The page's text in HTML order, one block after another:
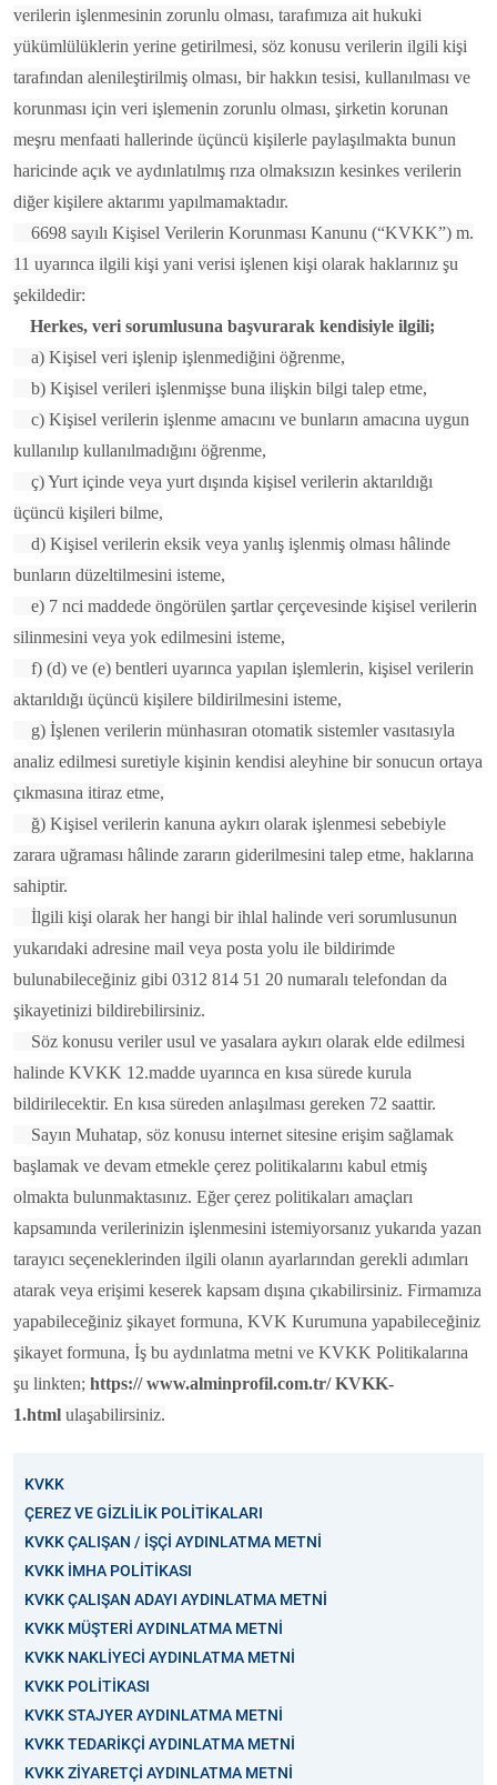
verilerin işlenmesinin zorunlu olması, tarafımıza ait hukuki
yükümlülüklerin yerine getirilmesi, söz konusu verilerin ilgili kişi
tarafından alenileştirilmiş olması, bir hakkın tesisi, kullanılması ve
korunması için veri işlemenin zorunlu olması, şirketin korunan
meşru menfaati hallerinde üçüncü kişilerle paylaşılmakta bunun
haricinde açık ve aydınlatılmış rıza olmaksızın kesinkes verilerin
diğer kişilere aktarımı yapılmamaktadır.
6698 sayılı Kişisel Verilerin Korunması Kanunu (“KVKK”) m.
11 uyarınca ilgili kişi yani verisi işlenen kişi olarak haklarınız şu
şekildedir:
Herkes, veri sorumlusuna başvurarak kendisiyle ilgili;
a) Kişisel veri işlenip işlenmediğini öğrenme,
b) Kişisel verileri işlenmişse buna ilişkin bilgi talep etme,
c) Kişisel verilerin işlenme amacını ve bunların amacına uygun
kullanılıp kullanılmadığını öğrenme,
ç) Yurt içinde veya yurt dışında kişisel verilerin aktarıldığı
üçüncü kişileri bilme,
d) Kişisel verilerin eksik veya yanlış işlenmiş olması hâlinde
bunların düzeltilmesini isteme,
e) 7 nci maddede öngörülen şartlar çerçevesinde kişisel verilerin
silinmesini veya yok edilmesini isteme,
f) (d) ve (e) bentleri uyarınca yapılan işlemlerin, kişisel verilerin
aktarıldığı üçüncü kişilere bildirilmesini isteme,
g) İşlenen verilerin münhasıran otomatik sistemler vasıtasıyla
analiz edilmesi suretiyle kişinin kendisi aleyhine bir sonucun ortaya
çıkmasına itiraz etme,
ğ) Kişisel verilerin kanuna aykırı olarak işlenmesi sebebiyle
zarara uğraması hâlinde zararın giderilmesini talep etme, haklarına
sahiptir.
İlgili kişi olarak her hangi bir ihlal halinde veri sorumlusunun
yukarıdaki adresine mail veya posta yolu ile bildirimde
bulunabileceğiniz gibi 0312 814 51 20 numaralı telefondan da
şikayetinizi bildirebilirsiniz.
Söz konusu veriler usul ve yasalara aykırı olarak elde edilmesi
halinde KVKK 12.madde uyarınca en kısa sürede kurula
bildirilecektir. En kısa süreden anlaşılması gereken 72 saattir.
Sayın Muhatap, söz konusu internet sitesine erişim sağlamak
başlamak ve devam etmekle çerez politikalarını kabul etmiş
olmakta bulunmaktasınız. Eğer çerez politikaları amaçları
kapsamında verilerinizin işlenmesini istemiyorsanız yukarıda yazan
tarayıcı seçeneklerinden ilgili olanın ayarlarından gerekli adımları
atarak veya erişimi keserek kapsam dışına çıkabilirsiniz. Firmamıza
yapabileceğiniz şikayet formuna, KVK Kurumuna yapabileceğiniz
şikayet formuna, İş bu aydınlatma metni ve KVKK Politikalarına
şu linkten; https:// www.alminprofil.com.tr/ KVKK-
1.html ulaşabilirsiniz.
KVKK
ÇEREZ VE GİZLİLİK POLİTİKALARI
KVKK ÇALIŞAN / İŞÇİ AYDINLATMA METNİ
KVKK İMHA POLİTİKASI
KVKK ÇALIŞAN ADAYI AYDINLATMA METNİ
KVKK MÜŞTERİ AYDINLATMA METNİ
KVKK NAKLİYECİ AYDINLATMA METNİ
KVKK POLİTİKASI
KVKK STAJYER AYDINLATMA METNİ
KVKK TEDARİKÇİ AYDINLATMA METNİ
KVKK ZİYARETÇİ AYDINLATMA METNİ